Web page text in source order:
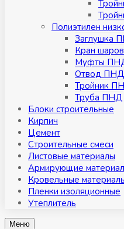
Полиэтилен
Заглушка
Кран
Муфты
Отвод ПНД
Тройник
Труба ПНД
Блоки строительные
Кирпич
Цемент
Строительные смеси
Листовые материалы
Армирующие
Кровельные
Пленки изоляционные
Утеплитель
Меню